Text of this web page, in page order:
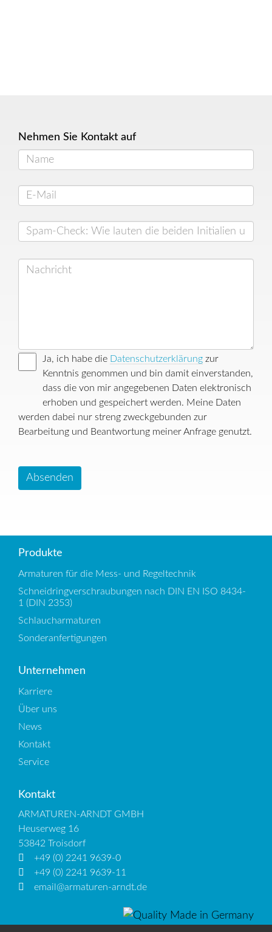
Nehmen Sie Kontakt auf
Ja, ich habe die Datenschutzerklärung zur
Kenntnis genommen und bin damit einverstanden,
dass die von mir angegebenen Daten elektronisch
erhoben und gespeichert werden. Meine Daten
werden dabei nur streng zweckgebunden zur
Bearbeitung und Beantwortung meiner Anfrage genutzt.
Absenden
Produkte
Armaturen für die Mess- und Regeltechnik
Schneidringverschraubungen nach DIN EN ISO 8434-
1 (DIN 2353)
Schlaucharmaturen
Sonderanfertigungen
Unternehmen
Karriere
Über uns
News
Kontakt
Service
Kontakt
ARMATUREN-ARNDT GMBH
Heuserweg 16
53842 Troisdorf
+49 (0) 2241 9639-0
+49 (0) 2241 9639-11
email@armaturen-arndt.de